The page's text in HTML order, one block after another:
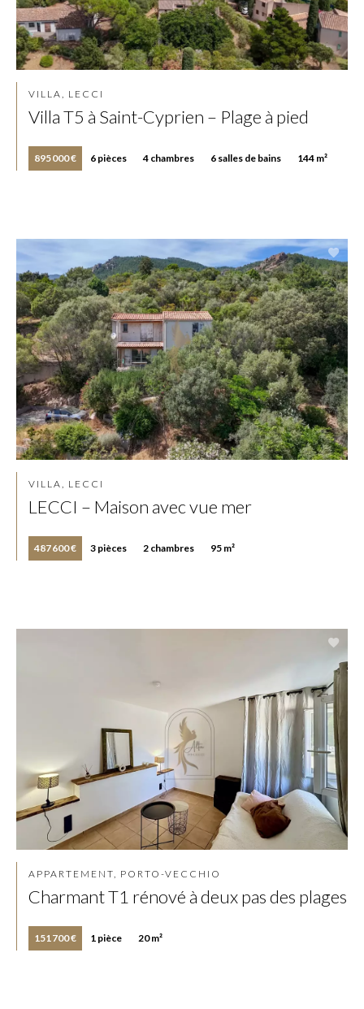
VILLA, LECCI
Villa T5 à Saint-Cyprien – Plage à pied
895 000 € 6 pièces 4 chambres 6 salles de bains 144 m²
VILLA, LECCI
LECCI – Maison avec vue mer
487 600 € 3 pièces 2 chambres 95 m²
APPARTEMENT, PORTO-VECCHIO
Charmant T1 rénové à deux pas des plages
151 700 € 1 pièce 20 m²